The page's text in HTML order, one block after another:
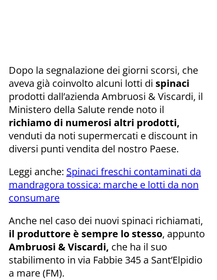
Dopo la segnalazione dei giorni scorsi, che
aveva già coinvolto alcuni lotti di spinaci
prodotti dall’azienda Ambruosi & Viscardi, il
Ministero della Salute rende noto il
richiamo di numerosi altri prodotti,
venduti da noti supermercati e discount in
diversi punti vendita del nostro Paese.
Leggi anche: Spinaci freschi contaminati da
mandragora tossica: marche e lotti da non
consumare
Anche nel caso dei nuovi spinaci richiamati,
il produttore è sempre lo stesso, appunto
Ambruosi & Viscardi, che ha il suo
stabilimento in via Fabbie 345 a Sant’Elpidio
a mare (FM).